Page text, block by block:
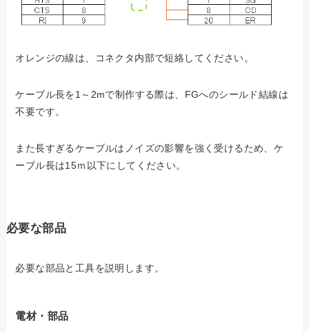
オレンジの線は、コネクタ内部で短絡してください。
ケーブル長を1～2mで制作する際は、FGへのシールド結線は
不要です。
また長すぎるケーブルはノイズの影響を強く受けるため、ケ
ーブル長は15ｍ以下にしてください。
必要な部品
必要な部品と工具を説明します。
電材・部品